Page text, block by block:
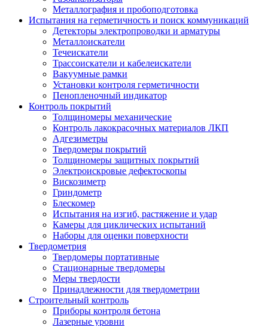
Металлография и пробоподготовка
Испытания на герметичность и поиск коммуникаций
Детекторы электропроводки и арматуры
Металлоискатели
Течеискатели
Трассоискатели и кабелеискатели
Вакуумные рамки
Установки контроля герметичности
Пенопленочный индикатор
Контроль покрытий
Толщиномеры механические
Контроль лакокрасочных материалов ЛКП
Адгезиметры
Твердомеры покрытий
Толщиномеры защитных покрытий
Электроискровые дефектоскопы
Вискозиметр
Гриндометр
Блескомер
Испытания на изгиб, растяжение и удар
Камеры для циклических испытаний
Наборы для оценки поверхности
Твердометрия
Твердомеры портативные
Стационарные твердомеры
Меры твердости
Принадлежности для твердометрии
Строительный контроль
Приборы контроля бетона
Лазерные уровни